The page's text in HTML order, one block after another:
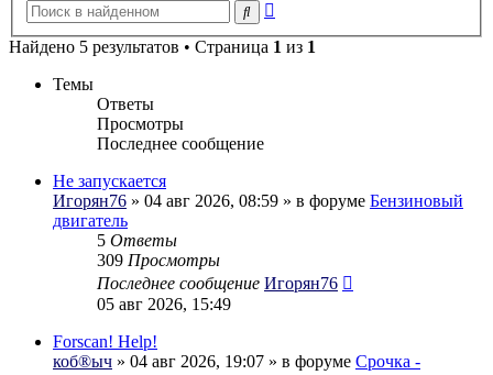
Поиск
Найдено 5 результатов • Страница 1 из 1
Темы
Ответы
Просмотры
Последнее сообщение
Не запускается
Игорян76 » 04 авг 2026, 08:59 » в форуме Бензиновый
двигатель
5 Ответы
309 Просмотры
Последнее сообщение Игорян76
05 авг 2026, 15:49
Forscan! Help!
коб®ыч » 04 авг 2026, 19:07 » в форуме Срочка -